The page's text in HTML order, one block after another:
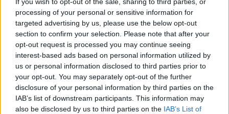
processing of your personal or sensitive information for
targeted advertising by us, please use the below opt-out
section to confirm your selection. Please note that after your
opt-out request is processed you may continue seeing
interest-based ads based on personal information utilized by
us or personal information disclosed to third parties prior to
your opt-out. You may separately opt-out of the further
disclosure of your personal information by third parties on the
IAB’s list of downstream participants. This information may
also be disclosed by us to third parties on the IAB’s List of
Circio henter RNA-
veteran til styret før
klinisk satsing i genterapi
4. august 2026 - 14:37
Ukens aksje: Kan ta av
etter Trumps Iran-pause
2. august 2026 - 12:17